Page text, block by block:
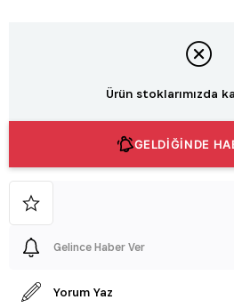
Ürün stoklarımızda
GELDİĞİNDE
Gelince Haber Ver
Yorum Yaz